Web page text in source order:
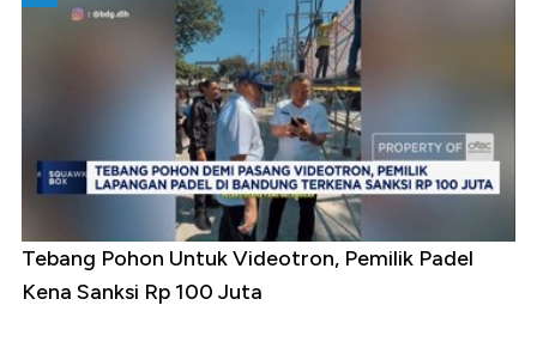
Tebang Pohon Untuk Videotron, Pemilik Padel
Kena Sanksi Rp 100 Juta